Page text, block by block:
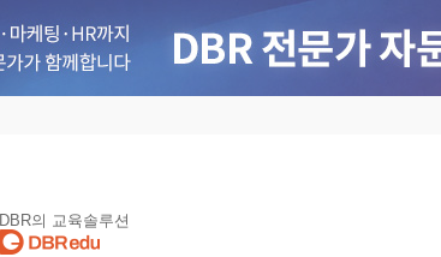
DBR의 교육솔루션